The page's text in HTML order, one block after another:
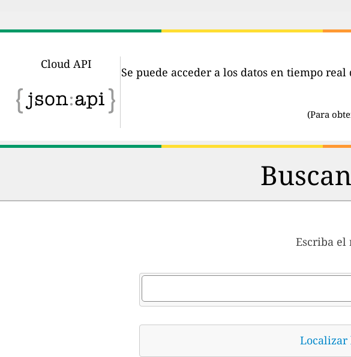
Cloud API
Se puede acceder a los datos en tiempo
(Para
Escriba el
Localizar